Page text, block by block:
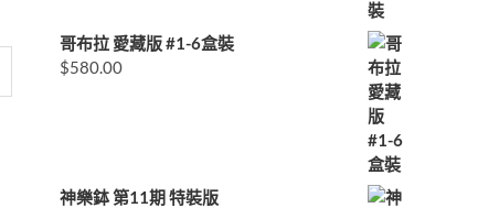
哥布拉 愛藏版 #1-6盒裝
$580.00
神樂鉢 第11期 特裝版